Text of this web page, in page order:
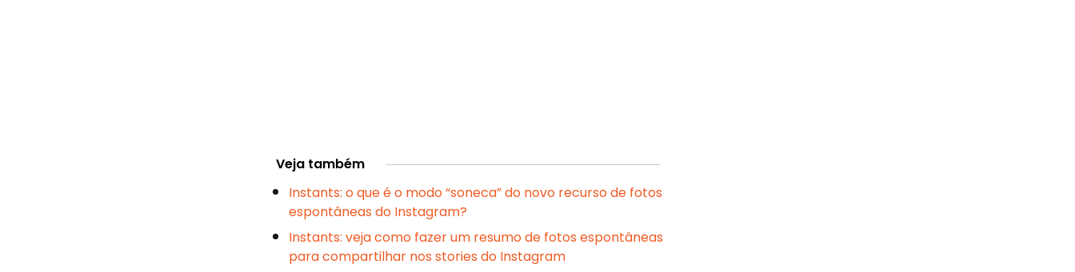
Veja também
Instants: o que é o modo “soneca” do novo recurso de fotos
espontâneas do Instagram?
Instants: veja como fazer um resumo de fotos espontâneas
para compartilhar nos stories do Instagram